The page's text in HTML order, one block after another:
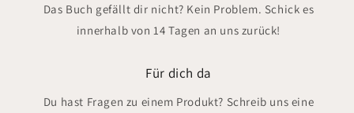
Das Buch gefällt dir nicht? Kein Problem. Schick es
innerhalb von 14 Tagen an uns zurück!
Für dich da
Du hast Fragen zu einem Produkt? Schreib uns eine